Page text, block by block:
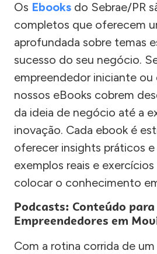
Os Ebooks do Sebrae/PR
completos que oferecem
aprofundada sobre temas
sucesso do seu negócio.
empreendedor iniciante ou
nossos eBooks cobrem
da ideia de negócio até a
inovação. Cada ebook é
oferecer insights práticos
exemplos reais e
colocar o conhecimento
Podcasts: Conteúdo para
Empreendedores em
Com a rotina corrida de